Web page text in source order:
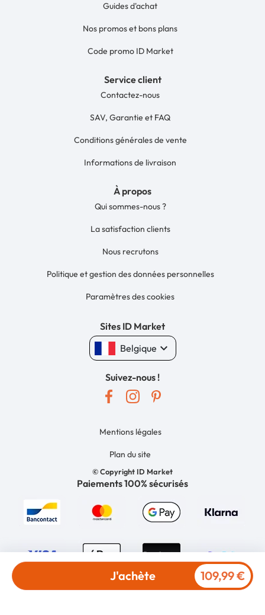
J'achète 109,99 €
Guides d'achat
Nos promos et bons plans
Code promo ID Market
Service client
Contactez-nous
SAV, Garantie et FAQ
Conditions générales de vente
Informations de livraison
À propos
Qui sommes-nous ?
La satisfaction clients
Nous recrutons
Politique et gestion des données personnelles
Paramètres des cookies
Sites ID Market
Belgique keyboard_arrow_down
Suivez-nous !
© Copyright ID Market
Mentions légales
Plan du site
Paiements 100% sécurisés